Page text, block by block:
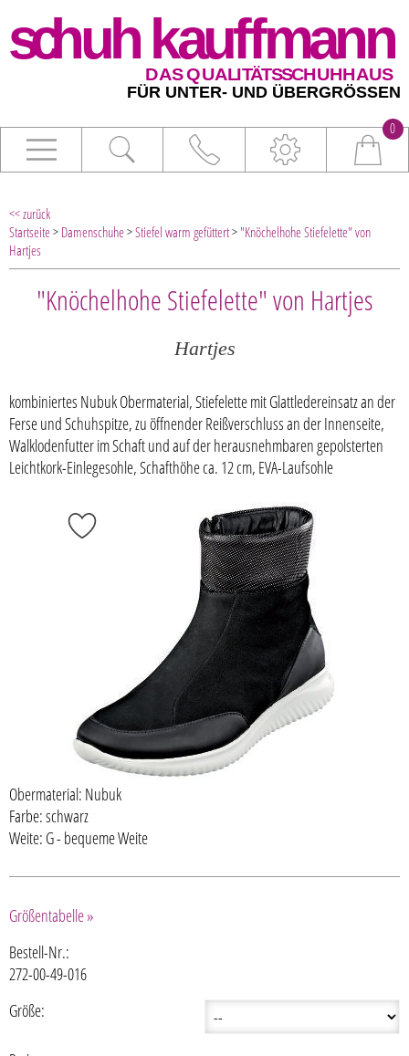
0
<< zurück
Startseite> Damenschuhe>Stiefel warm gefüttert> "Knöchelhohe Stiefelette" von
Hartjes
"Knöchelhohe Stiefelette" von Hartjes
Hartjes
kombiniertes Nubuk Obermaterial, Stiefelette mit Glattledereinsatz an der
Ferse und Schuhspitze, zu öffnender Reißverschluss an der Innenseite,
Walklodenfutter im Schaft und auf der herausnehmbaren gepolsterten
Leichtkork-Einlegesohle, Schafthöhe ca. 12 cm, EVA-Laufsohle
Obermaterial: Nubuk
Farbe: schwarz
Weite: G - bequeme Weite
Größentabelle »
Bestell-Nr.:
272-00-49-016
Größe: